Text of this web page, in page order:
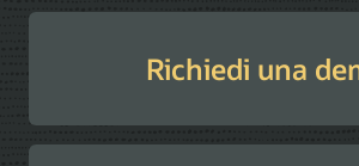
Richiedi una